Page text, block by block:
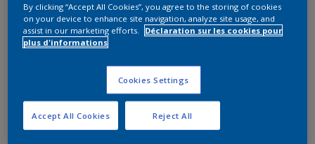
Ce produit n'est pas destiné à la vente en ligne et ne
peut être acheté que dans des magasins sélectionnés.
Add to Shopping list
Trouver un magasin
By clicking “Accept All Cookies”, you agree to the storing of cookies
on your device to enhance site navigation, analyze site usage, and
assist in our marketing efforts.
Déclaration sur les cookies pour
plus d'informations
Cookies Settings
Reject All
Accept All Cookies